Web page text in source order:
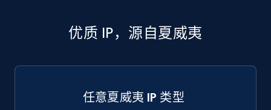
优质 IP，源自夏威夷
任意夏威夷 IP 类型